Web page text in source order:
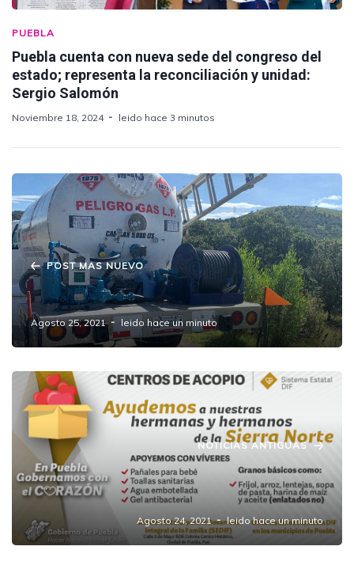
PUEBLA
Puebla cuenta con nueva sede del congreso del
estado; representa la reconciliación y unidad:
Sergio Salomón
Noviembre 18, 2024 leido hace 3 minutos
POST MAS NUEVO
Detienen a Huachigaseros en Amozoc
Agosto 25, 2021 leido hace un minuto
NOTICIAS ANTIGUAS
SEDIF pide apoyo para damnificados del
huracán Grace.
Agosto 24, 2021 leido hace un minuto